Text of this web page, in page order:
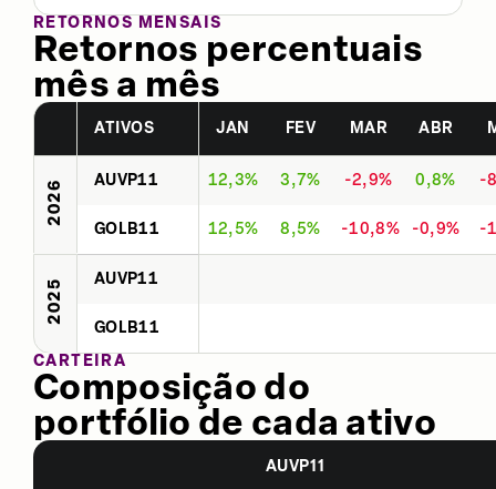
RETORNOS MENSAIS
Retornos percentuais
mês a mês
ATIVOS JAN FEV MAR ABR
2026 AUVP11 12,3% 3,7% -2,9% 0,8% -
GOLB11 12,5% 8,5% -10,8% -0,9% -
2025 AUVP11
GOLB11
CARTEIRA
Composição do
portfólio de cada ativo
AUVP11